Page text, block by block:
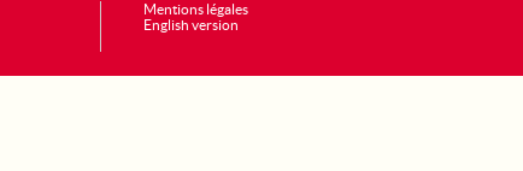
Mentions légales
English version